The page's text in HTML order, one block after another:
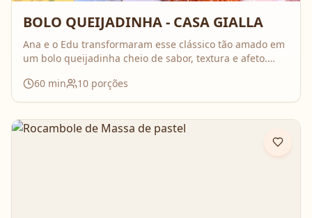
BOLO QUEIJADINHA - CASA GIALLA
Ana e o Edu transformaram esse clássico tão amado em
um bolo queijadinha cheio de sabor, textura e afeto.
que surpreende no resultado e perfuma a casa inteira
enquanto assa. Aperte o play, acompanhe o passo a
impossível de resistir 💛
60 min 10 porções